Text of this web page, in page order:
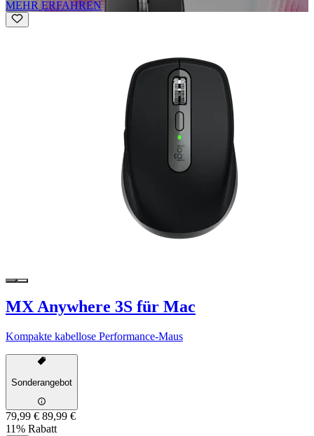
MEHR ERFAHREN
MX Anywhere 3S für Mac
Kompakte kabellose Performance-Maus
Sonderangebot
79,99 € 89,99 €
11% Rabatt